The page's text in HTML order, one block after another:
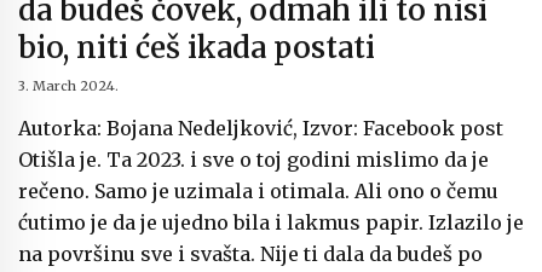
da budeš čovek, odmah ili to nisi
bio, niti ćeš ikada postati
3. March 2024.
Autorka: Bojana Nedeljković, Izvor: Facebook post
Otišla je. Ta 2023. i sve o toj godini mislimo da je
rečeno. Samo je uzimala i otimala. Ali ono o čemu
ćutimo je da je ujedno bila i lakmus papir. Izlazilo je
na površinu sve i svašta. Nije ti dala da budeš po